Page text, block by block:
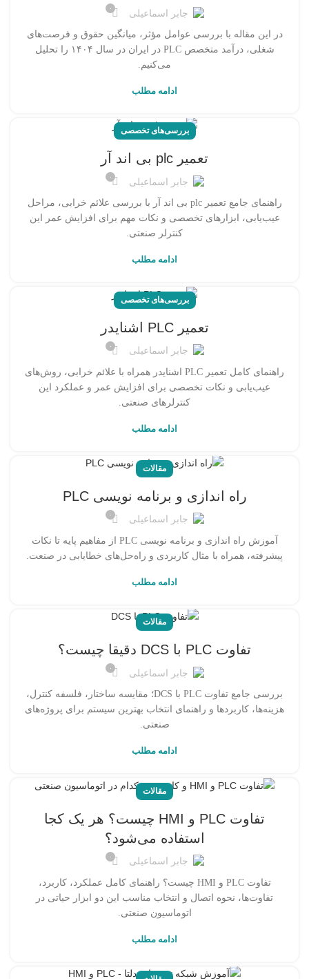
جابر اسماعیلی ۰
در این مقاله با بررسی عوامل مؤثر، میانگین حقوق و فرصت‌های
شغلی، درآمد متخصص PLC در ایران در سال ۱۴۰۴ را تحلیل
می‌کنیم.
ادامه مطلب
بررسی‌های تخصصی
تعمیر plc بی اند آر
جابر اسماعیلی ۰
راهنمای جامع تعمیر plc بی اند آر با بررسی علائم خرابی، مراحل
عیب‌یابی، ابزارهای تخصصی و نکات مهم برای افزایش عمر این
کنترلر صنعتی.
ادامه مطلب
بررسی‌های تخصصی
تعمیر PLC اشنایدر
جابر اسماعیلی ۰
راهنمای کامل تعمیر PLC اشنایدر همراه با علائم خرابی، روش‌های
عیب‌یابی و نکات تخصصی برای افزایش عمر و عملکرد این
کنترلرهای صنعتی.
ادامه مطلب
مقالات
راه اندازی و برنامه نویسی PLC
جابر اسماعیلی ۰
آموزش راه اندازی و برنامه نویسی PLC از مفاهیم پایه تا نکات
پیشرفته، همراه با مثال کاربردی و راه‌حل‌های خطایابی در صنعت.
ادامه مطلب
مقالات
تفاوت PLC با DCS دقیقا چیست؟
جابر اسماعیلی ۰
بررسی جامع تفاوت PLC با DCS؛ مقایسه ساختار، فلسفه کنترل،
هزینه‌ها، کاربردها و راهنمای انتخاب بهترین سیستم برای پروژه‌های
صنعتی.
ادامه مطلب
مقالات
تفاوت PLC و HMI چیست؟ هر یک کجا
استفاده می‌شود؟
جابر اسماعیلی ۰
تفاوت PLC و HMI چیست؟ راهنمای کامل عملکرد، کاربرد،
تفاوت‌ها، نحوه اتصال و انتخاب مناسب این دو ابزار حیاتی در
اتوماسیون صنعتی.
ادامه مطلب